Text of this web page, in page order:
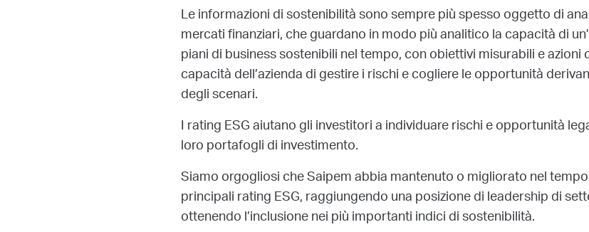
Le informazioni di sostenibilità sono sempre più spesso oggetto di
mercati finanziari, che guardano in modo più analitico la capacità di
piani di business sostenibili nel tempo, con obiettivi misurabili e
capacità dell’azienda di gestire i rischi e cogliere le opportunità
degli scenari.
I rating ESG aiutano gli investitori a individuare rischi e opportunità
loro portafogli di investimento.
Siamo orgogliosi che Saipem abbia mantenuto o migliorato nel
principali rating ESG, raggiungendo una posizione di leadership di
ottenendo l’inclusione nei più importanti indici di sostenibilità.